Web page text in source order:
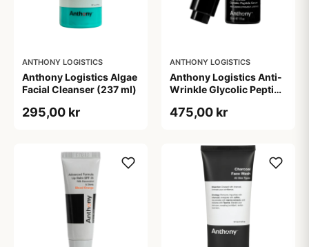
ANTHONY LOGISTICS
Anthony Logistics Algae
Facial Cleanser (237 ml)
295,00 kr
ANTHONY LOGISTICS
Anthony Logistics Anti-
Wrinkle Glycolic Peptide
475,00 kr